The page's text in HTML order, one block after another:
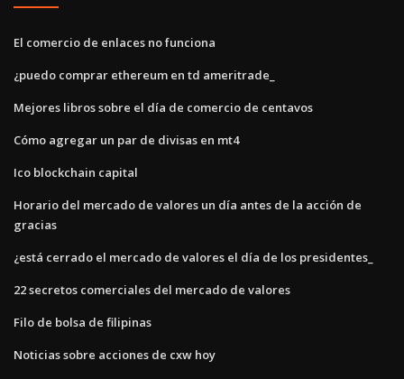
El comercio de enlaces no funciona
¿puedo comprar ethereum en td ameritrade_
Mejores libros sobre el día de comercio de centavos
Cómo agregar un par de divisas en mt4
Ico blockchain capital
Horario del mercado de valores un día antes de la acción de
gracias
¿está cerrado el mercado de valores el día de los presidentes_
22 secretos comerciales del mercado de valores
Filo de bolsa de filipinas
Noticias sobre acciones de cxw hoy